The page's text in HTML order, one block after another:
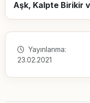
Yayınlanma:
23.02.2021